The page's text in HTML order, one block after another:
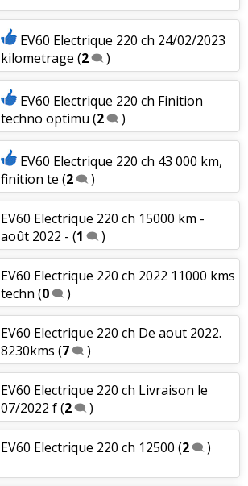
EV60 Electrique 220 ch 24/02/2023
kilometrage (2 )
EV60 Electrique 220 ch Finition
techno optimu (2 )
EV60 Electrique 220 ch 43 000 km,
finition te (2 )
EV60 Electrique 220 ch 15000 km -
août 2022 - (1 )
EV60 Electrique 220 ch 2022 11000 kms
techn (0 )
EV60 Electrique 220 ch De aout 2022.
8230kms (7 )
EV60 Electrique 220 ch Livraison le
07/2022 f(2 )
EV60 Electrique 220 ch 12500 (2 )